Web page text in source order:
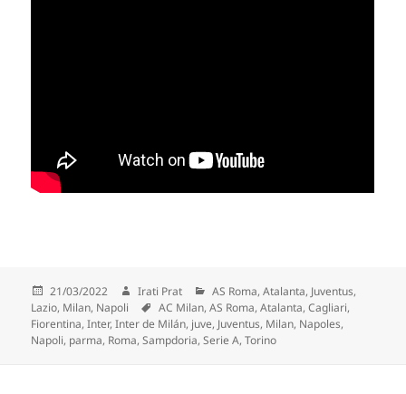
Publicado
el
21/03/2022 Autor
Irati Prat Categorías
AS Roma,Atalanta, Juventus,
Lazio, Milan, Napoli Etiquetas
AC Milan,AS Roma,Atalanta,Cagliari,
Fiorentina,Inter,Inter de Milán, juve, Juventus, Milan, Napoles,
Napoli, parma, Roma,Sampdoria,Serie A,Torino